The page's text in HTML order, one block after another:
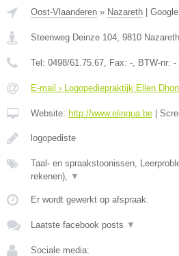
Oost-Vlaanderen » Nazareth
Steenweg Deinze 104, 9810 Nazareth
Tel: 0498/61.75.67, Fax: -, BTW-nr: -
E-mail › Logopediepraktijk Ellen
Website: http://www.elingua.be
logopediste
Taal- en spraakstoonissen,
rekenen), ▼
Er wordt gewerkt op afspraak.
Laatste facebook posts ▼
Sociale media: